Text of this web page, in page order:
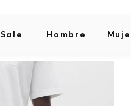
Sale Hombre